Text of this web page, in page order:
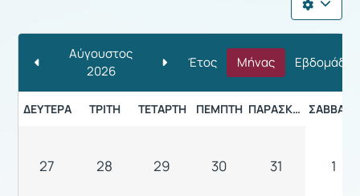
Αύγουστος
2026
Έτος Μήνας Εβδομάδα
ΔΕΥΤΈΡΑ ΤΡΊΤΗ ΤΕΤΆΡΤΗ ΠΈΜΠΤΗ ΠΑΡΑΣΚΕΥΉ ΣΆΒΒΑΤΟ
27 28 29 30 31 1